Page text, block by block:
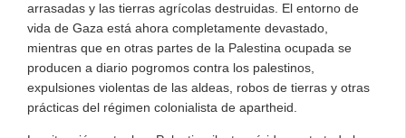
arrasadas y las tierras agrícolas destruidas. El entorno de
vida de Gaza está ahora completamente devastado,
mientras que en otras partes de la Palestina ocupada se
producen a diario pogromos contra los palestinos,
expulsiones violentas de las aldeas, robos de tierras y otras
prácticas del régimen colonialista de apartheid.